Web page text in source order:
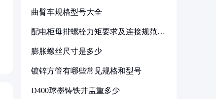
曲臂车规格型号大全
配电柜母排螺栓力矩要求及连接规范详
膨胀螺丝尺寸是多少
镀锌方管有哪些常见规格和型号
D400球墨铸铁井盖重多少